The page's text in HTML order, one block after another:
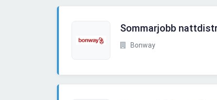
Sommarjobb
Bonway